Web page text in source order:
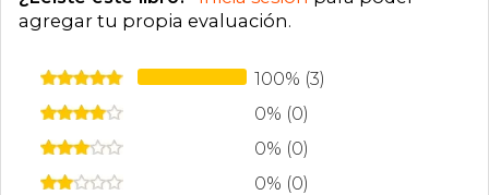
agregar tu propia evaluación.
100% (3)
0% (0)
0% (0)
0% (0)